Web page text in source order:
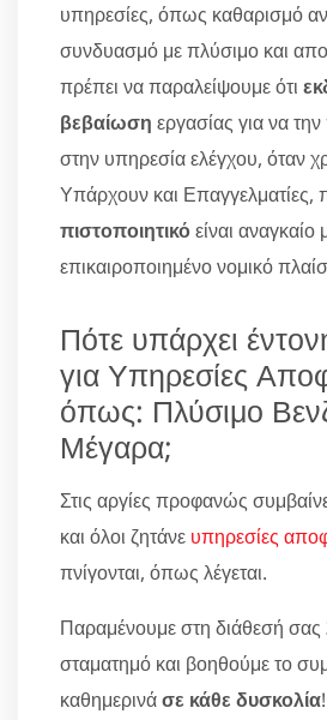
υπηρεσίες, όπως καθαρισμό
συνδυασμό με πλύσιμο και
πρέπει να παραλείψουμε ότι
βεβαίωση εργασίας για να
στην υπηρεσία ελέγχου, όταν
Υπάρχουν και Επαγγελματίες,
πιστοποιητικόείναι
επικαιροποιημένο νομικό
Πότε υπάρχει
για Υπηρεσίες
όπως: Πλύσιμο
Μέγαρα;
Στις αργίες προφανώς
και όλοι ζητάνε υπηρεσίες
πνίγονται, όπως λέγεται.
Παραμένουμε στη διάθεσή σας
σταματημό και βοηθούμε το
καθημερινάσε κάθε δυσκολία!